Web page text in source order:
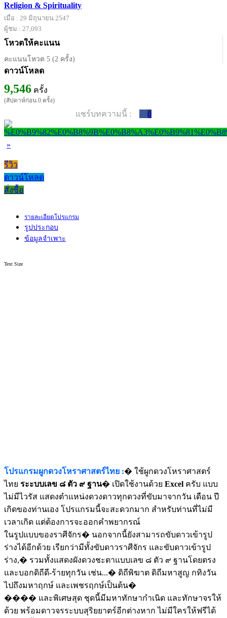
Religion & Spirituality
เมื่อ : 29 มิถุนายน 2547
ผู้ชม : 27,093
โหวตให้คะแนน
คะแนนโหวต 5 (2 ครั้ง)
ดาวน์โหลด
9,546 ครั้ง
(สัปดาห์ก่อน 0 ครั้ง)
แชร์บทความนี้ : 0
»
รีวิว
ดาวน์โหลด
สั่งซื้อ
รายละเอียดโปรแกรม
รูปประกอบ
ข้อมูลจำเพาะ
Text Size
โปรแกรมผูกดวงโหราศาสตร์ไทย :� ใช้ผูกดวงโหราศาสตร์
ไทย ระะบบเลข ๘ ตัว ๙ ฐาน� เปิดใช้งานด้วย Excel ครับ แบบ
ไม่มีไวรัส แสดงตำแหน่งดวงดาวทุกดวงที่ขับมาจากวัน เดือน ปี
เกิดของท่านเอง โปรแกรมนี้จะสะดวกมาก สำหรับท่านที่ไม่มี
เวลาเกิด แต่ต้องการจะออกคำพยากรณ์
ในรูปแบบของราศีจักร� นอกจากนี้ยังสามารถขับดาวเข้ารูป
ร่างได้อีกด้วย เรียกว่ามีทั้งขับดาวราศีจักร และขับดาวเข้ารูป
ร่าง,� รวมทั้งแสดงผังดวงชะตาแบบเลข ๘ ตัว ๙ ฐานโดยตรง
และบอกดิถีดี-ร้ายทุกวัน เช่น...� ดิถีพิฆาต ดิถีมหาสูญ กทิงวัน
ไปถึงมหาฤกษ์ และเพชรฤกษ์เป็นต้น�
���� และพิเศษสุด ชุดนี้มีมหาทักษากำเนิด และทักษาจรให้
ด้วย พร้อมดาวจรระบบสุริยยาตร์อีกต่างหาก ไม่มีใครให้ฟรีได้